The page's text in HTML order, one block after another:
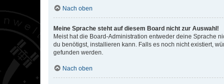
Nach oben
Meine Sprache steht auf diesem Board nicht zur Auswahl!
Meist hat die Board-Administration entweder deine Sprache
du benötigst, installieren kann. Falls es noch nicht existiert,
gefunden werden.
Nach oben